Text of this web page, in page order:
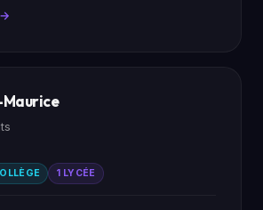
1 LYCÉE